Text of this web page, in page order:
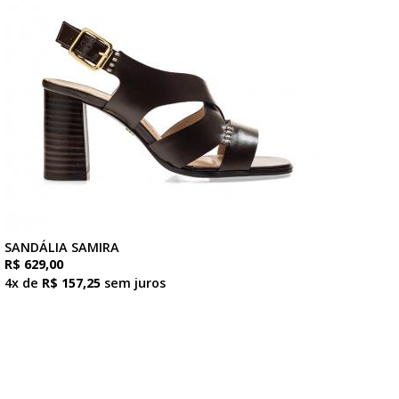
SANDÁLIA SAMIRA
R$ 629,00
4x de R$ 157,25 sem juros